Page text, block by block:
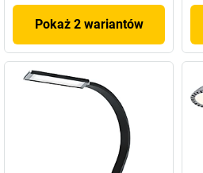
Pokaż 2 wariantów